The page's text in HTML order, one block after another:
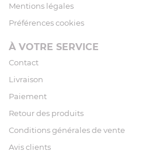
Mentions légales
Préférences cookies
À VOTRE SERVICE
Contact
Livraison
Paiement
Retour des produits
Conditions générales de vente
Avis clients